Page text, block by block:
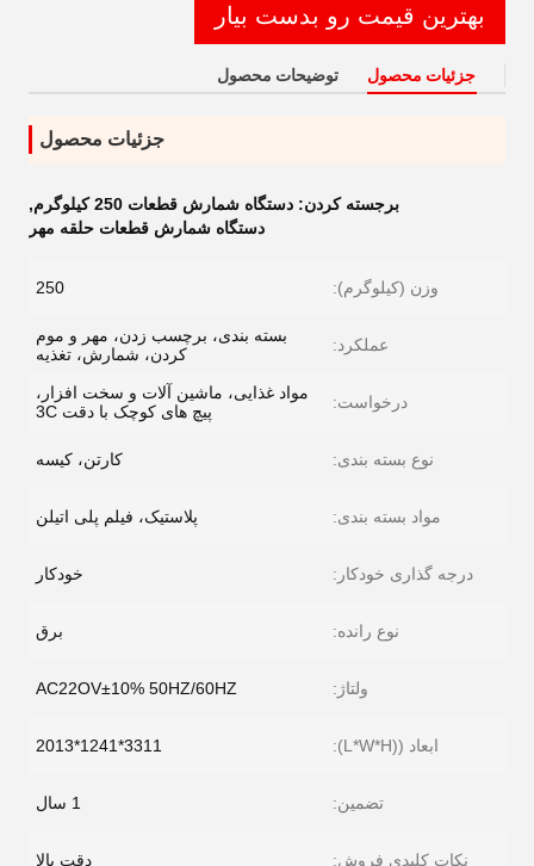
بهترین قیمت رو بدست بیار
جزئیات محصول توضیحات محصول
جزئیات محصول
برجسته کردن: دستگاه شمارش قطعات 250 کیلوگرم
,
دستگاه شمارش قطعات حلقه مهر
وزن (کیلوگرم): 250
عملکرد:
بسته بندی، برچسب زدن، مهر و موم
کردن، شمارش، تغذیه
درخواست:
مواد غذایی، ماشین آلات و سخت افزار،
پیچ های کوچک با دقت 3C
نوع بسته بندی: کارتن، کیسه
مواد بسته بندی: پلاستیک، فیلم پلی اتیلن
درجه گذاری خودکار: خودکار
نوع رانده: برق
ولتاژ: AC22OV±10% 50HZ/60HZ
ابعاد ((L*W*H): 3311*1241*2013
تضمین: 1 سال
نکات کلیدی فروش: دقت بالا